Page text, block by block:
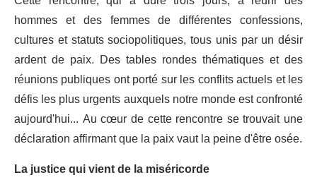
hommes et des femmes de différentes confessions,
cultures et statuts sociopolitiques, tous unis par un désir
ardent de paix. Des tables rondes thématiques et des
réunions publiques ont porté sur les conflits actuels et les
défis les plus urgents auxquels notre monde est confronté
aujourd'hui... Au cœur de cette rencontre se trouvait une
déclaration affirmant que la paix vaut la peine d'être osée.
La justice qui vient de la miséricorde